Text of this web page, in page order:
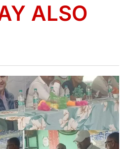
ALSO